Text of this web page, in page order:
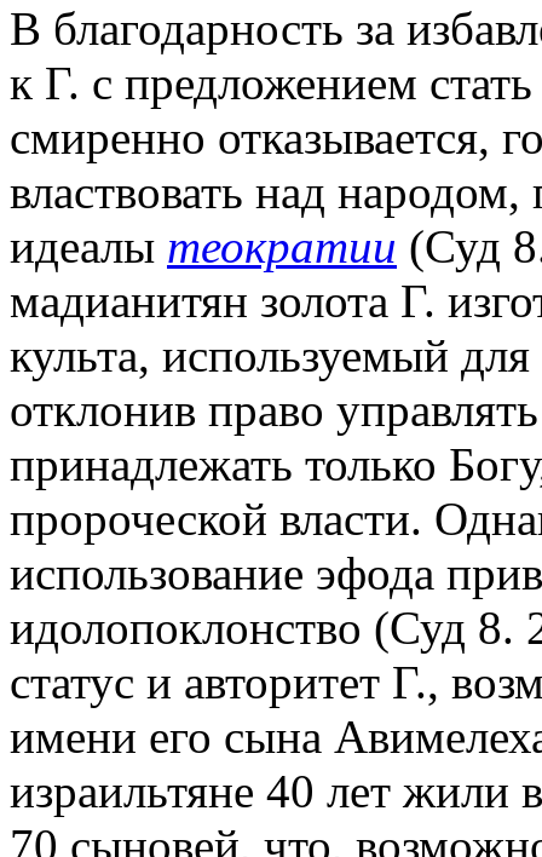
В благодарность за
к Г. с предложением
смиренно отказывается,
властвовать над
идеалы теократии (Суд
мадианитян золота Г.
культа, используемый для
отклонив право
принадлежать только
пророческой власти.
использование эфода
идолопоклонство (Суд
статус и авторитет Г.,
имени его сына
израильтяне 40 лет
70 сыновей, что,